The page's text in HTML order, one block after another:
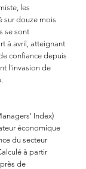
les
sur douze mois
se sont
à avril, atteignant
confiance depuis
l'invasion de
Index)
économique
du secteur
à partir
de